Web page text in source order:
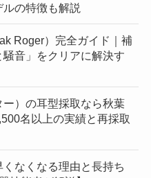
の特徴も解説
Roger）完全ガイド｜補
音」をクリアに解決す
）の耳型採取なら秋葉
名以上の実績と再採取
なくなる理由と長持ち